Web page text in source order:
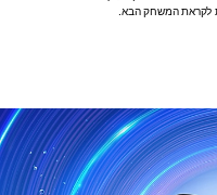
לקראת המשחק הבא.